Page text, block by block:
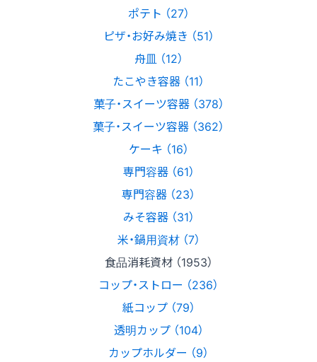
ポテト （27）
ピザ・お好み焼き （51）
舟皿 （12）
たこやき容器 （11）
菓子・スイーツ容器 （378）
菓子・スイーツ容器 （362）
ケーキ （16）
専門容器 （61）
専門容器 （23）
みそ容器 （31）
米・鍋用資材 （7）
食品消耗資材 （1953）
コップ・ストロー （236）
紙コップ （79）
透明カップ （104）
カップホルダー （9）